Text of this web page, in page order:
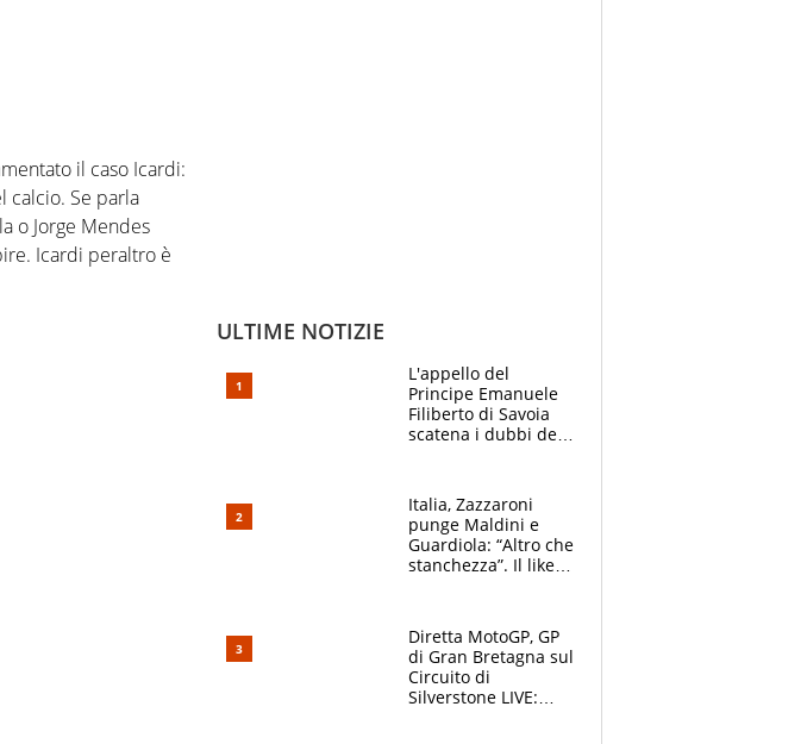
il caso Icardi:
calcio. Se parla
o Jorge Mendes
Icardi peraltro è
ULTIME NOTIZIE
L'appello del
Principe Emanuele
Filiberto di Savoia
scatena i dubbi dei
Italia, Zazzaroni
punge Maldini e
Guardiola: “Altro che
stanchezza”. Il like
Diretta MotoGP, GP
di Gran Bretagna sul
Circuito di
Silverstone LIVE: